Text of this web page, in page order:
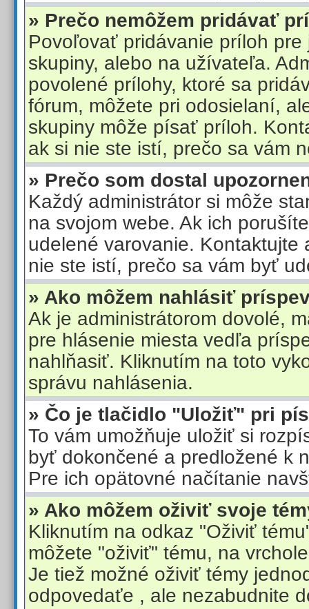
» Prečo nemôžem pridávať
Povoľovať pridávanie príloh pre
skupiny, alebo na užívateľa.
povolené prílohy, ktoré sa
fórum, môžete pri odosielaní,
skupiny môže písať príloh.
ak si nie ste istí, prečo sa vám
» Prečo som dostal
Každý administrátor si môže
na svojom webe. Ak ich
udelené varovanie. Kontaktujte
nie ste istí, prečo sa vám byť
» Ako môžem nahlásiť
Ak je administrátorom dovolé,
pre hlásenie miesta vedľa
nahlňasiť. Kliknutím na toto
správu nahlásenia.
» Čo je tlačidlo "Uložiť" pri
To vám umožňuje uložiť si
byť dokončené a predložené k
Pre ich opätovné načítanie
» Ako môžem oživiť svoje
Kliknutím na odkaz "Oživiť
môžete "oživiť" tému, na
Je tiež možné oživiť témy
odpovedaťe , ale nezabudnite